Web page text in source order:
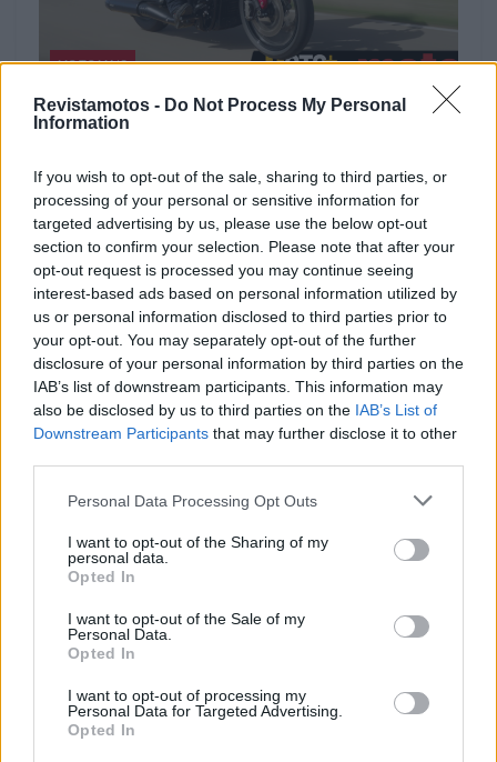
Revistamotos - Do Not Process My Personal
Information
If you wish to opt-out of the sale, sharing to third parties, or
processing of your personal or sensitive information for
targeted advertising by us, please use the below opt-out
section to confirm your selection. Please note that after your
opt-out request is processed you may continue seeing
interest-based ads based on personal information utilized by
us or personal information disclosed to third parties prior to
your opt-out. You may separately opt-out of the further
disclosure of your personal information by third parties on the
IAB’s list of downstream participants. This information may
also be disclosed by us to third parties on the IAB’s List of
Downstream Participants that may further disclose it to other
Personal Data Processing Opt Outs
I want to opt-out of the Sharing of my
personal data.
Opted In
I want to opt-out of the Sale of my
Personal Data.
Opted In
I want to opt-out of processing my
Personal Data for Targeted Advertising.
Opted In
MOTOMAIS
Indian Scout: Mais de 100 anos de história
(Vídeo) | Contacto
inspirado na história da marca americana que pertence
POR REDAÇÃO 18 DEZEMBRO, 2024
VÍDEOS
Mais uma mês, mais uma scooter. Desta feita uma scooter
para a cidade que dá pelo nome de Yamaha...
RICARDO CARVALHO 13 DEZEMBRO, 2024